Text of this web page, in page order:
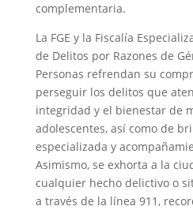
complementaria.
La FGE y la Fiscalía
de Delitos por Razones de
Personas refrendan su
perseguir los delitos que
integridad y el bienestar de
adolescentes, así como de
especializada y
Asimismo, se exhorta a la
cualquier hecho delictivo o
a través de la línea 911,